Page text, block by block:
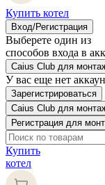
Купить котел
Вход/Регистрация
Выберете один из
способов входа в
Caius Club для
У вас еще нет
Зарегистрироваться
Caius Club для
Купить
котел